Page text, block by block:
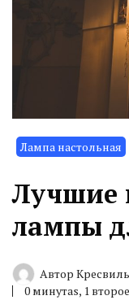
Лампа настольная
Лучшие
лампы
Автор Кресвиль
0 минутаs, 1